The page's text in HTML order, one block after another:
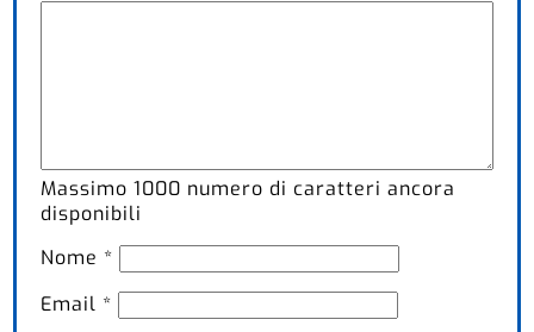
Massimo1000 numero di caratteri ancora
disponibili
Nome *
Email *